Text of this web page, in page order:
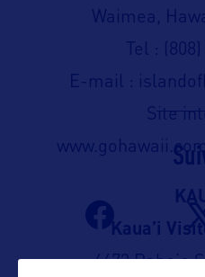
Waimea,
Tel :
E-mail :
Site
Kaua’i
4473 Pahe’e